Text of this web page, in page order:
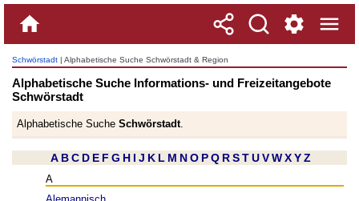
Schwörstadt | Alphabetische Suche Schwörstadt & Region
Alphabetische Suche Informations- und Freizeitangebote
Schwörstadt
Alphabetische Suche Schwörstadt.
A BC D E F G H I J K L M NO PQ RSTUVWXYZ
A